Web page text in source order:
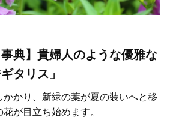
事典】貴婦人のような優雅な
タリス」
かかり、新緑の葉が夏の装いへと移
が目立ち始めます。